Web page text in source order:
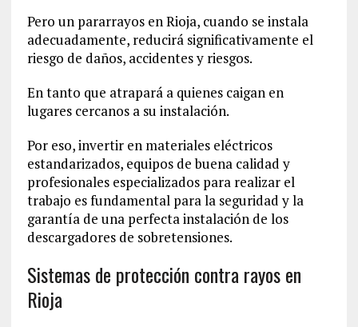
Pero un pararrayos en Rioja, cuando se instala
adecuadamente, reducirá significativamente el
riesgo de daños, accidentes y riesgos.
En tanto que atrapará a quienes caigan en
lugares cercanos a su instalación.
Por eso, invertir en materiales eléctricos
estandarizados, equipos de buena calidad y
profesionales especializados para realizar el
trabajo es fundamental para la seguridad y la
garantía de una perfecta instalación de los
descargadores de sobretensiones.
Sistemas de protección contra rayos en
Rioja